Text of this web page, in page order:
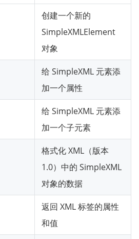
创建一个新的
SimpleXMLElement
对象
给 SimpleXML 元素添
加一个属性
给 SimpleXML 元素添
加一个子元素
格式化 XML（版本
1.0）中的 SimpleXML
对象的数据
返回 XML 标签的属性
和值